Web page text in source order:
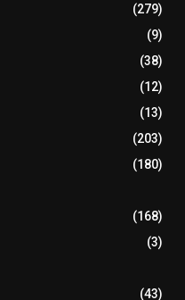
(279)
(9)
(38)
(12)
(13)
(203)
(180)
(168)
(3)
(43)